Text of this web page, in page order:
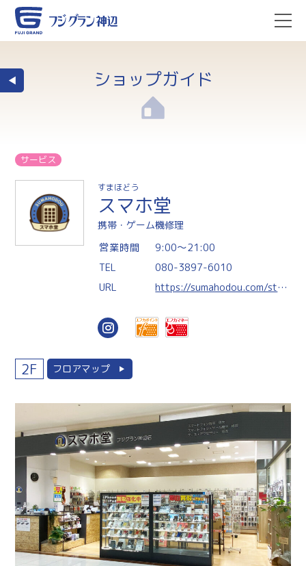
ショップガイド
サービス
すまほどう
スマホ堂
携帯・ゲーム機修理
営業時間
9:00〜21:00
TEL
080-3897-6010
URL
https://sumahodou.com/store/kannabe/
2F フロアマップ